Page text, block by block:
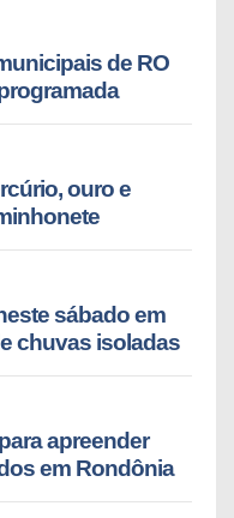
de RO
ouro e
sábado em
chuvas isoladas
apreender
em Rondônia